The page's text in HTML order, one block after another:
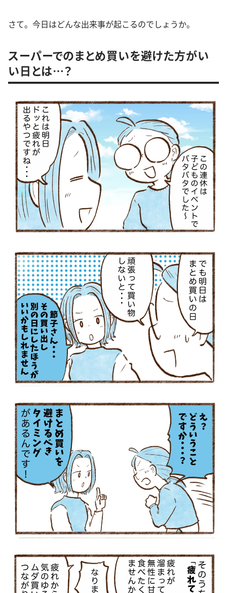
さて。今日はどんな出来事が起こるのでしょうか。
スーパーでのまとめ買いを避けた方がい
い日とは…？